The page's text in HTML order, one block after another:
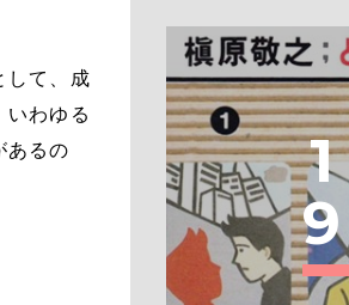
して、成
いわゆる
あるの
1
9